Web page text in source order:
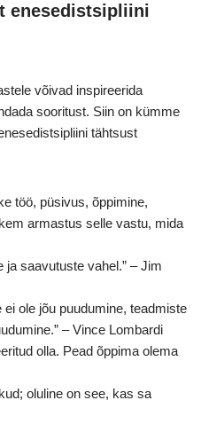
enesedistsipliini
võivad inspireerida
sooritust. Siin on kümme
tähtsust
töö, püsivus, õppimine,
armastus selle vastu, mida
ja saavutuste vahel.” – Jim
ole jõu puudumine, teadmiste
– Vince Lombardi
olla. Pead õppima olema
oluline on see, kas sa